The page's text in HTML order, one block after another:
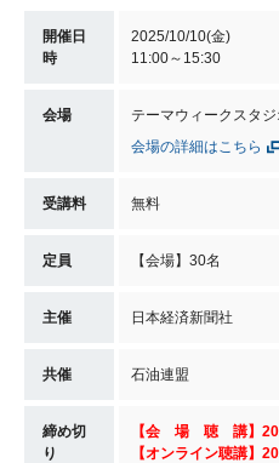
開催日
時
2025/10/10(金)
11:00～15:30
会場
テーマウィークスタジ
会場の詳細はこちら
受講料 無料
定員 【会場】30名
主催 日本経済新聞社
共催 石油連盟
締め切
り
【会 場 聴 講】
【オンライン聴講】